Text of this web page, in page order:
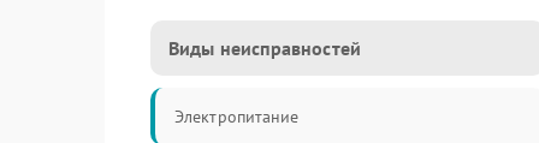
Виды неисправностей
Электропитание